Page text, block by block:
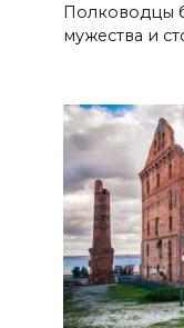
Полководцы
мужества и